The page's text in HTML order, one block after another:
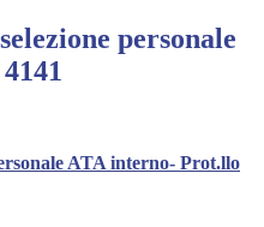
personale
ATA interno- Prot.llo